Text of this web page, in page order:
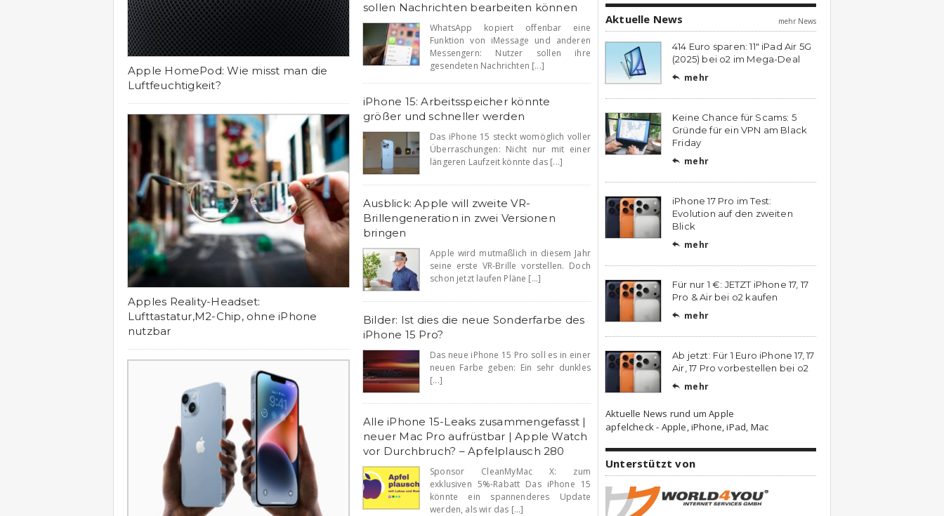
Apple HomePod: Wie misst man die
Luftfeuchtigkeit?
Apples Reality-Headset:
Lufttastatur,M2-Chip, ohne iPhone
nutzbar
sollen Nachrichten bearbeiten können
WhatsApp kopiert offenbar eine
Funktion von iMessage und anderen
Messengern: Nutzer sollen ihre
gesendeten Nachrichten [...]
iPhone 15: Arbeitsspeicher könnte
größer und schneller werden
Das iPhone 15 steckt womöglich voller
Überraschungen: Nicht nur mit einer
längeren Laufzeit könnte das [...]
Ausblick: Apple will zweite VR-
Brillengeneration in zwei Versionen
bringen
Apple wird mutmaßlich in diesem Jahr
seine erste VR-Brille vorstellen. Doch
schon jetzt laufen Pläne [...]
Bilder: Ist dies die neue Sonderfarbe des
iPhone 15 Pro?
Das neue iPhone 15 Pro soll es in einer
neuen Farbe geben: Ein sehr dunkles
[...]
Alle iPhone 15-Leaks zusammengefasst |
neuer Mac Pro aufrüstbar | Apple Watch
vor Durchbruch? – Apfelplausch 280
Sponsor CleanMyMac X: zum
exklusiven 5%-Rabatt Das iPhone 15
könnte ein spannenderes Update
werden, als wir das [...]
Aktuelle News mehr News
414 Euro sparen: 11″ iPad Air 5G
(2025) bei o2 im Mega-Deal
 mehr
Keine Chance für Scams: 5
Gründe für ein VPN am Black
Friday
 mehr
iPhone 17 Pro im Test:
Evolution auf den zweiten
Blick
 mehr
Für nur 1 €: JETZT iPhone 17, 17
Pro & Air bei o2 kaufen
 mehr
Ab jetzt: Für 1 Euro iPhone 17, 17
Air, 17 Pro vorbestellen bei o2
 mehr
Aktuelle News rund um Apple
apfelcheck - Apple, iPhone, iPad, Mac
Unterstützt von